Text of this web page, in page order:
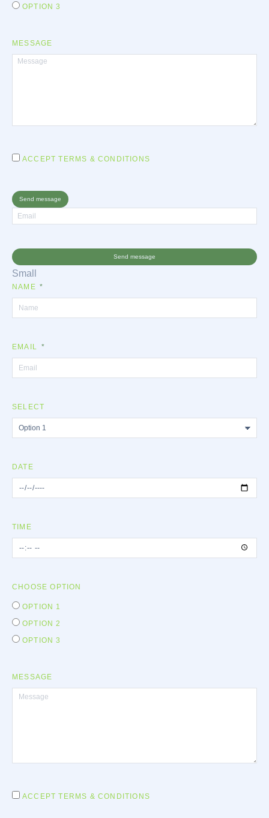
OPTION 3
MESSAGE
ACCEPT TERMS & CONDITIONS
Send message
Send message
Small
NAME
EMAIL
SELECT
DATE
TIME
CHOOSE OPTION
OPTION 1
OPTION 2
OPTION 3
MESSAGE
ACCEPT TERMS & CONDITIONS